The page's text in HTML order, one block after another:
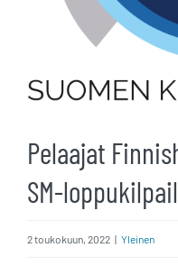
Pelaajat
SM-
2 toukokuun, 2022 | Yleinen